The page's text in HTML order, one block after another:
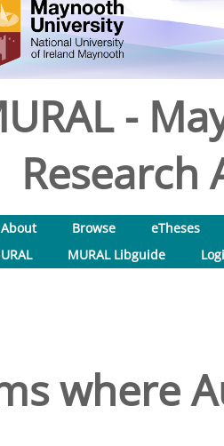
-
Research
About Browse
eTheses
MURAL Libguide
where